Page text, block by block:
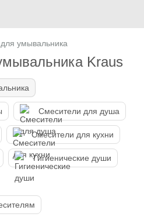
умывальника
Kraus
Смесители для душа
Смесители для кухни
Гигиенические души